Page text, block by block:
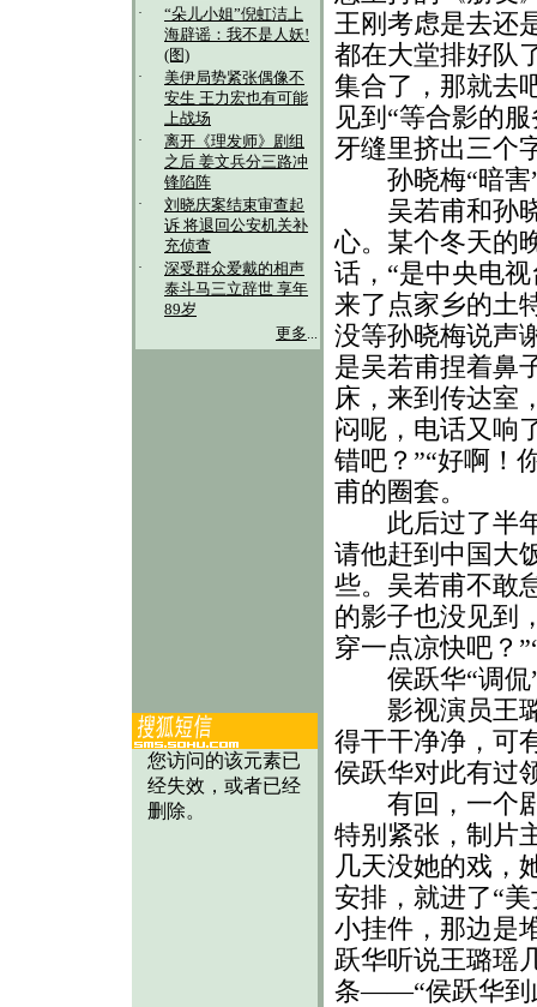
·
“朵儿小姐”倪虹洁上
海辟谣：我不是人妖!
(图)
·
美伊局势紧张偶像不
安生 王力宏也有可能
上战场
·
离开《理发师》剧组
之后 姜文兵分三路冲
锋陷阵
·
刘晓庆案结束审查起
诉 将退回公安机关补
充侦查
·
深受群众爱戴的相声
泰斗马三立辞世 享年
89岁
更多...
王刚考虑是去还
都在大堂排好队
集合了，那就去
见到“等合影的
牙缝里挤出三个
孙晓梅“暗害
吴若甫和孙晓
心。某个冬天的
话，“是中央电
来了点家乡的土
没等孙晓梅说声
是吴若甫捏着鼻
床，来到传达室
闷呢，电话又响
错吧？”“好啊！
甫的圈套。
此后过了半年
请他赶到中国大
些。吴若甫不敢
的影子也没见到
穿一点凉快吧？
侯跃华“调侃
影视演员王璐
得干干净净，可
侯跃华对此有过
有回，一个剧
特别紧张，制片
几天没她的戏，
安排，就进了“
小挂件，那边是
跃华听说王璐瑶
条——“侯跃华到